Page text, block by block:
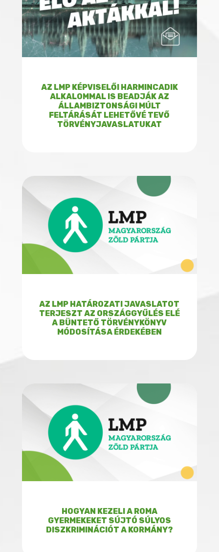
AZ LMP KÉPVISELŐI HARMINCADIK
ALKALOMMAL IS BEADJÁK AZ
ÁLLAMBIZTONSÁGI MÚLT
FELTÁRÁSÁT LEHETŐVÉ TEVŐ
TÖRVÉNYJAVASLATUKAT
AZ LMP HATÁROZATI JAVASLATOT
TERJESZT AZ ORSZÁGGYŰLÉS ELÉ
A BÜNTETŐ TÖRVÉNYKÖNYV
MÓDOSÍTÁSA ÉRDEKÉBEN
HOGYAN KEZELI A ROMA
GYERMEKEKET SÚJTÓ SÚLYOS
DISZKRIMINÁCIÓT A KORMÁNY?